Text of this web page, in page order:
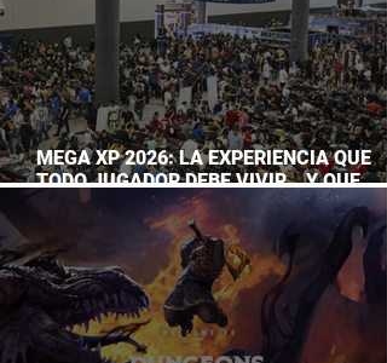
MEGA XP 2026: LA EXPERIENCIA QUE
TODO JUGADOR DEBE VIVIR… Y QUE
AHORA PUEDES DISFRUTAR A TU RITMO